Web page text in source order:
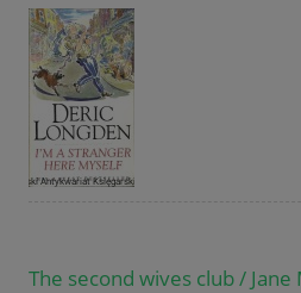
The second wives club / Jane